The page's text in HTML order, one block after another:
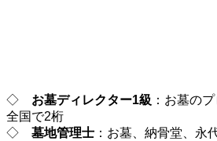
◇ お墓ディレクター1級 ：お墓の
全国で2桁
◇ 墓地管理士 ：お墓、納骨堂、永